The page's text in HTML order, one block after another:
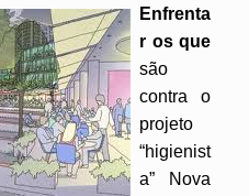
Enfrenta
r os que
são
contra o
projeto
“higienist
a” Nova